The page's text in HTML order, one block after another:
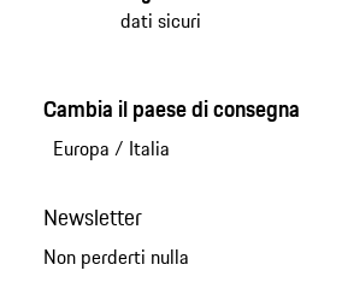
dati sicuri
Cambia il paese di consegna
Europa / Italia
Newsletter
Non perderti nulla